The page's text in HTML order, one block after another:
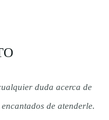
duda acerca de
de atenderle.